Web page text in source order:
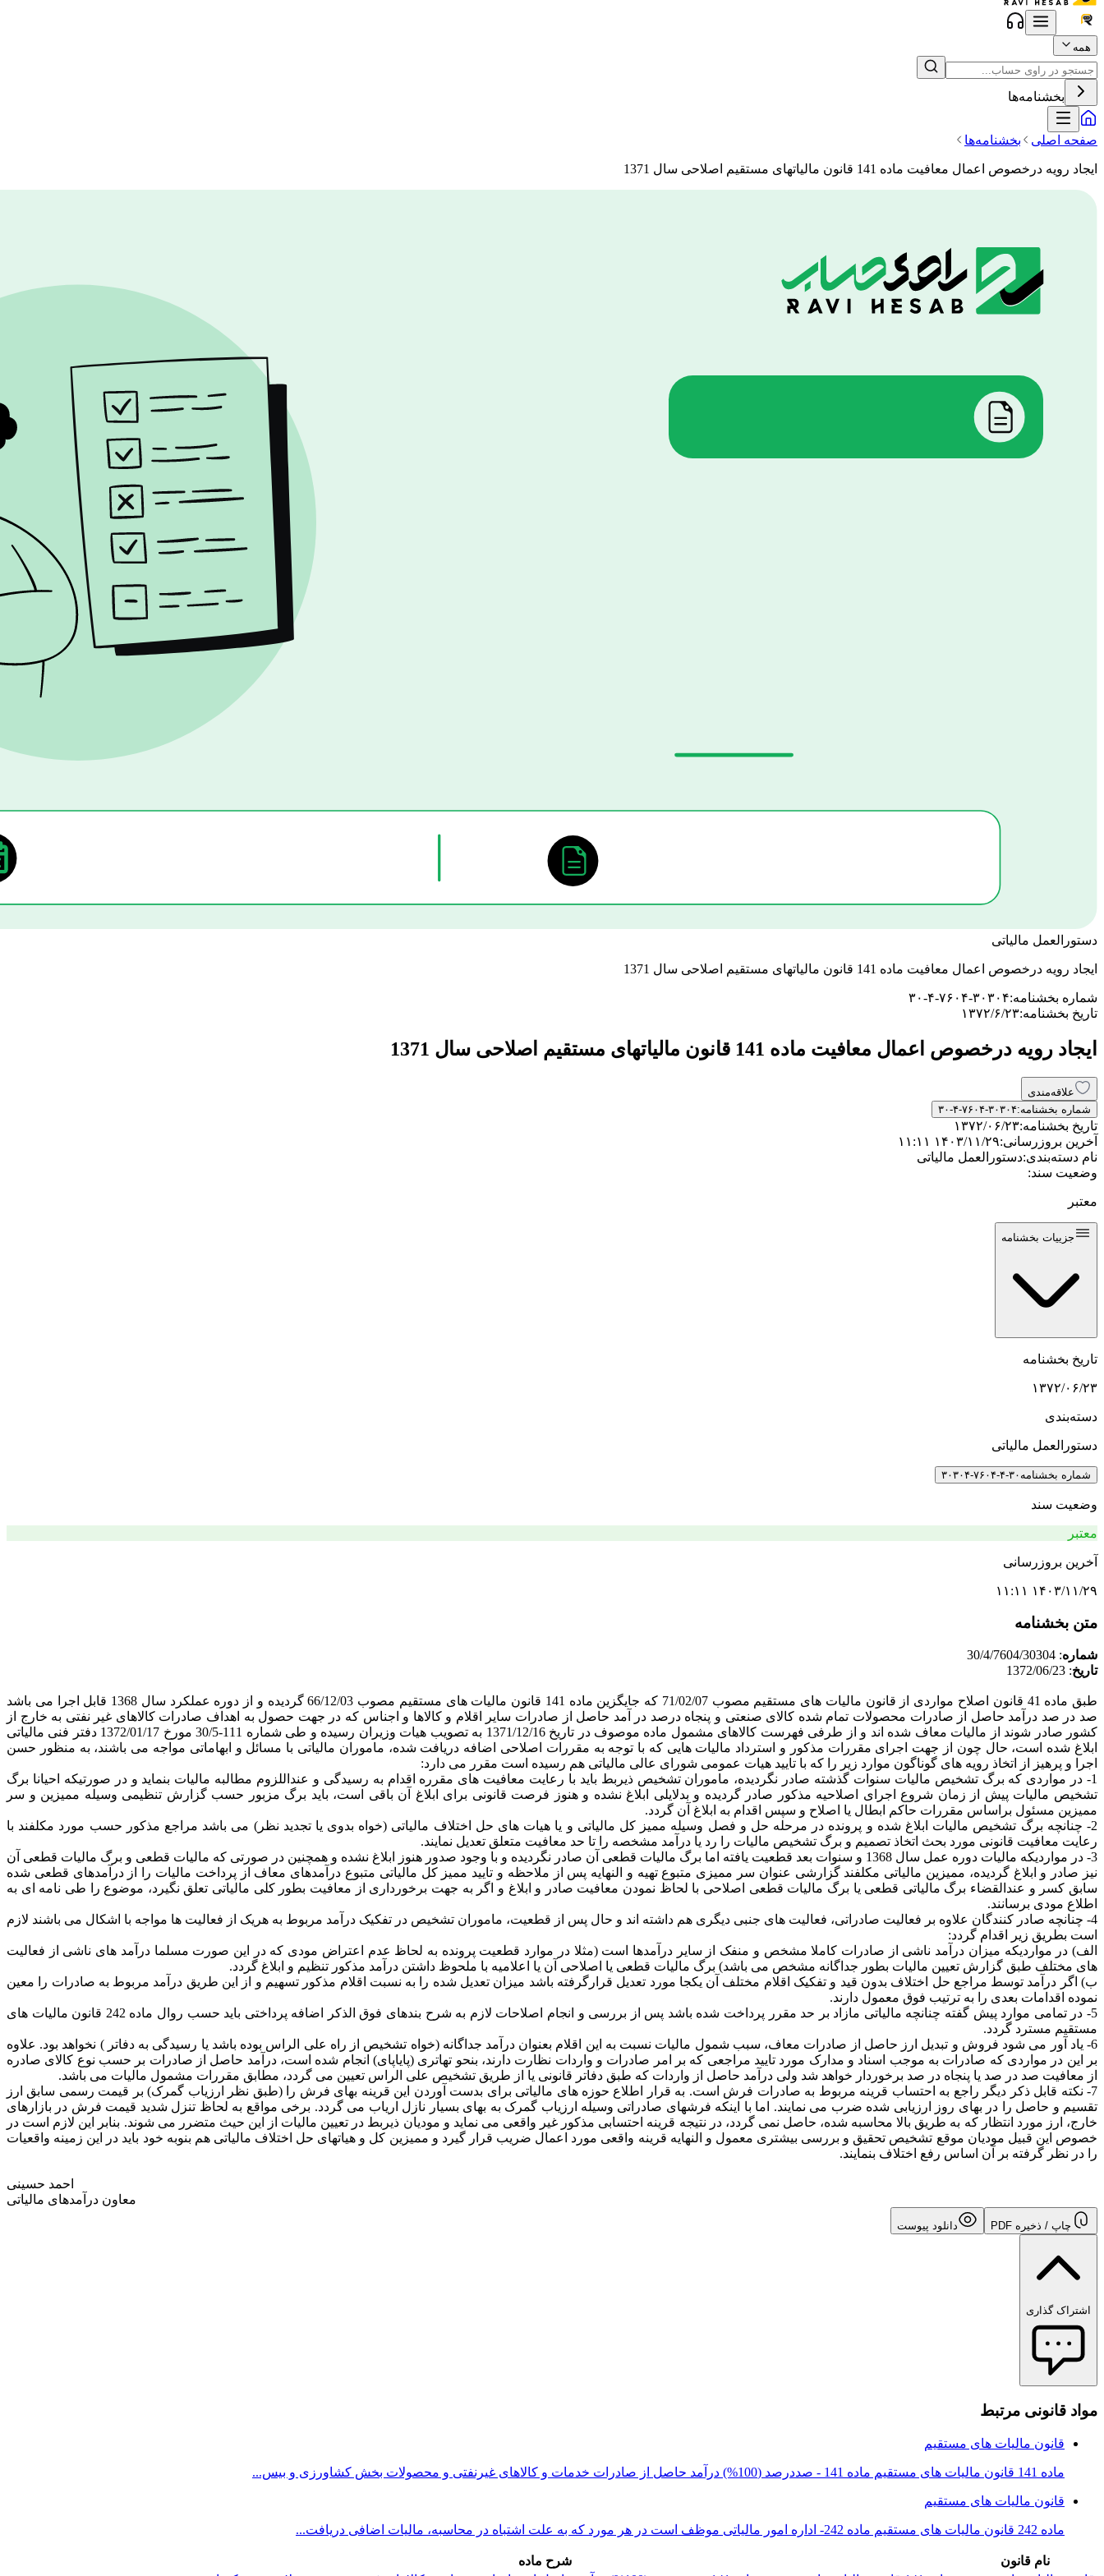
همه
بخشنامه‌ها
صفحه اصلی بخشنامه‌ها
ایجاد رویه درخصوص اعمال معافیت ماده 141 قانون مالیاتهای مستقیم اصلاحی سال 1371
دستورالعمل مالیاتی
ایجاد رویه درخصوص اعمال معافیت ماده 141 قانون مالیاتهای مستقیم اصلاحی سال 1371
شماره بخشنامه:۳۰-۴-۷۶۰۴-۳۰۳۰۴
تاریخ بخشنامه:۱۳۷۲/۶/۲۳
ایجاد رویه درخصوص اعمال معافیت ماده 141 قانون مالیاتهای مستقیم اصلاحی سال 1371
علاقه‌مندی
شماره بخشنامه:۳۰-۴-۷۶۰۴-۳۰۳۰۴
تاریخ بخشنامه:۱۳۷۲/۰۶/۲۳
آخرین بروزرسانی:۱۴۰۳/۱۱/۲۹ ۱۱:۱۱
نام دسته‌بندی:دستورالعمل مالیاتی
وضعیت سند:
معتبر
جزییات بخشنامه
تاریخ بخشنامه
۱۳۷۲/۰۶/۲۳
دسته‌بندی
دستورالعمل مالیاتی
شماره بخشنامه ۳۰-۴-۷۶۰۴-۳۰۳۰۴
وضعیت سند
معتبر
آخرین بروزرسانی
۱۴۰۳/۱۱/۲۹ ۱۱:۱۱
متن بخشنامه
شماره: 30/4/7604/30304
تاریخ: 1372/06/23
طبق ماده 41 قانون اصلاح مواردی از قانون مالیات های مستقیم مصوب 71/02/07 که جایگزین ماده 141 قانون مالیات های مستقیم مصوب 66/12/03 گردیده و از دوره عملکرد سال 1368 قابل اجرا می باشد
صد در صد درآمد حاصل از صادرات محصولات تمام شده کالای صنعتی و پنجاه درصد در آمد حاصل از صادرات سایر اقلام و کالاها و اجناس که در جهت حصول به اهداف صادرات کالاهای غیر نفتی به خارج از
کشور صادر شوند از مالیات معاف شده اند و از طرفی فهرست کالاهای مشمول ماده موصوف در تاریخ 1371/12/16 به تصویب هیات وزیران رسیده و طی شماره 111-30/5 مورخ 1372/01/17 دفتر فنی مالیاتی
ابلاغ شده است، حال چون از جهت اجرای مقررات مذکور و استرداد مالیات هایی که با توجه به مقررات اصلاحی اضافه دریافت شده، ماموران مالیاتی با مسائل و ابهاماتی مواجه می باشند، به منظور حسن
اجرا و پرهیز از اتخاذ رویه های گوناگون موارد زیر را که با تایید هیات عمومی شورای عالی مالیاتی هم رسیده است مقرر می دارد:
1-­ در مواردی که برگ تشخیص مالیات سنوات گذشته صادر نگردیده، ماموران تشخیص ذیربط باید با رعایت معافیت های مقرره اقدام به رسیدگی و عنداللزوم مطالبه مالیات بنماید و در صورتیکه احیانا برگ
تشخیص مالیات پیش از زمان شروع اجرای اصلاحیه مذکور صادر گردیده و بدلایلی ابلاغ نشده و هنوز فرصت قانونی برای ابلاغ آن باقی است، باید برگ مزبور حسب گزارش تنظیمی وسیله ممیزین و سر
ممیزین مسئول براساس مقررات حاکم ابطال یا اصلاح و سپس اقدام به ابلاغ آن گردد.
2-­ چنانچه برگ تشخیص مالیات ابلاغ شده و پرونده در مرحله حل و فصل وسیله ممیز کل مالیاتی و یا هیات های حل اختلاف مالیاتی (خواه بدوی یا تجدید نظر) می باشد مراجع مذکور حسب مورد مکلفند با
رعایت معافیت قانونی مورد بحث اتخاذ تصمیم و برگ تشخیص مالیات را رد یا درآمد مشخصه را تا حد معافیت متعلق تعدیل نمایند.
3-­ در مواردیکه مالیات دوره عمل سال 1368 و سنوات بعد قطعیت یافته اما برگ مالیات قطعی آن صادر نگردیده و با وجود صدور هنوز ابلاغ نشده و همچنین در صورتی که مالیات قطعی و برگ مالیات قطعی آن
نیز صادر و ابلاغ گردیده، ممیزین مالیاتی مکلفند گزارشی عنوان سر ممیزی متبوع تهیه و النهایه پس از ملاحظه و تایید ممیز کل مالیاتی متبوع درآمدهای معاف از پرداخت مالیات را از درآمدهای قطعی شده
سابق کسر و عندالقضاء برگ مالیاتی قطعی یا برگ مالیات قطعی اصلاحی با لحاظ نمودن معافیت صادر و ابلاغ و اگر به جهت برخورداری از معافیت بطور کلی مالیاتی تعلق نگیرد، موضوع را طی نامه ای به
اطلاع مودی برسانند.
4- چنانچه صادر کنندگان علاوه بر فعالیت صادراتی، فعالیت های جنبی دیگری هم داشته اند و حال پس از قطعیت، ماموران تشخیص در تفکیک درآمد مربوط به هریک از فعالیت ها مواجه با اشکال می باشند لازم
است بطریق زیر اقدام گردد:
الف) در مواردیکه میزان درآمد ناشی از صادرات کاملا مشخص و منفک از سایر درآمدها است (مثلا در موارد قطعیت پرونده به لحاظ عدم اعتراض مودی که در این صورت مسلما درآمد های ناشی از فعالیت
های مختلف طبق گزارش تعیین مالیات بطور جداگانه مشخص می باشد) برگ مالیات قطعی یا اصلاحی آن یا اعلامیه با ملحوظ داشتن درآمد مذکور تنظیم و ابلاغ گردد.
ب) اگر درآمد توسط مراجع حل اختلاف بدون قید و تفکیک اقلام مختلف آن یکجا مورد تعدیل قرارگرفته باشد میزان تعدیل شده را به نسبت اقلام مذکور تسهیم و از این طریق درآمد مربوط به صادرات را معین
نموده اقدامات بعدی را به ترتیب فوق معمول دارند.
5- در تمامی موارد پیش گفته چنانچه مالیاتی مازاد بر حد مقرر پرداخت شده باشد پس از بررسی و انجام اصلاحات لازم به شرح بندهای فوق الذکر اضافه پرداختی باید حسب روال ماده 242 قانون مالیات های
مستقیم مسترد گردد.
6- یاد آور می شود فروش و تبدیل ارز حاصل از صادرات معاف، سبب شمول مالیات نسبت به این اقلام بعنوان درآمد جداگانه (خواه تشخیص از راه علی الراس بوده باشد یا رسیدگی به دفاتر ) نخواهد بود. علاوه
بر این در مواردی که صادرات به موجب اسناد و مدارک مورد تایید مراجعی که بر امر صادرات و واردات نظارت دارند، بنحو تهاتری (پایاپای) انجام شده است، درآمد حاصل از صادرات بر حسب نوع کالای صادره
از معافیت صد در صد یا پنجاه در صد برخوردار خواهد شد ولی درآمد حاصل از واردات که طبق دفاتر قانونی یا از طریق تشخیص علی الراس تعیین می گردد، مطابق مقررات مشمول مالیات می باشد.
7- نکته قابل ذکر دیگر راجع به احتساب قرینه مربوط به صادرات فرش است. به قرار اطلاع حوزه های مالیاتی برای بدست آوردن این قرینه بهای فرش را (طبق نظر ارزیاب گمرک) بر قیمت رسمی سابق ارز
تقسیم و حاصل را در بهای روز ارزیابی شده ضرب می نمایند. اما با اینکه فرشهای صادراتی وسیله ارزیاب گمرک به بهای بسیار نازل اریاب می گردد. برخی مواقع به لحاظ تنزل شدید قیمت فرش در بازارهای
خارج، ارز مورد انتظار که به طریق بالا محاسبه شده، حاصل نمی گردد، در نتیجه قرینه احتسابی مذکور غیر واقعی می نماید و مودیان ذیربط در تعیین مالیات از این حیث متضرر می شوند. بنابر این لازم است در
خصوص این قبیل مودیان موقع تشخیص تحقیق و بررسی بیشتری معمول و النهایه قرینه واقعی مورد اعمال ضریب قرار گیرد و ممیزین کل و هیاتهای حل اختلاف مالیاتی هم بنوبه خود باید در این زمینه واقعیات
را در نظر گرفته بر آن اساس رفع اختلاف بنمایند.
احمد حسینی
معاون درآمدهای مالیاتی
چاپ / ذخیره PDF دانلود پیوست
اشتراک گذاری
مواد قانونی مرتبط
قانون مالیات های مستقیم
ماده 141 قانون مالیات های مستقیم ماده 141 - صددرصد (100%) درآمد حاصل از صادرات خدمات و کالاهای غیرنفتی و محصولات بخش کشاورزی و بیس...
قانون مالیات های مستقیم
ماده 242 قانون مالیات های مستقیم ماده 242- اداره امور مالیاتی موظف است در هر مورد که به علت اشتباه در محاسبه، مالیات اضافی دریافت...
نام قانون
شرح ماده